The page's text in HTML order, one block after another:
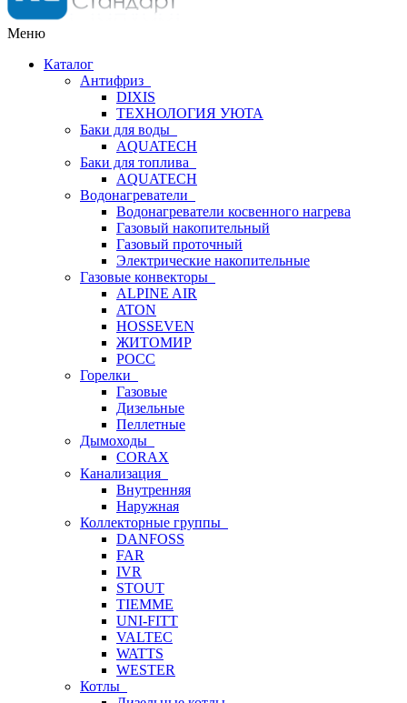
Меню
Каталог
Антифриз
DIXIS
ТЕХНОЛОГИЯ УЮТА
Баки для воды
AQUATECH
Баки для топлива
AQUATECH
Водонагреватели
Водонагреватели косвенного нагрева
Газовый накопительный
Газовый проточный
Электрические накопительные
Газовые конвекторы
ALPINE AIR
ATON
HOSSEVEN
ЖИТОМИР
РОСС
Горелки
Газовые
Дизельные
Пеллетные
Дымоходы
CORAX
Канализация
Внутренняя
Наружная
Коллекторные группы
DANFOSS
FAR
IVR
STOUT
TIEMME
UNI-FITT
VALTEC
WATTS
WESTER
Котлы